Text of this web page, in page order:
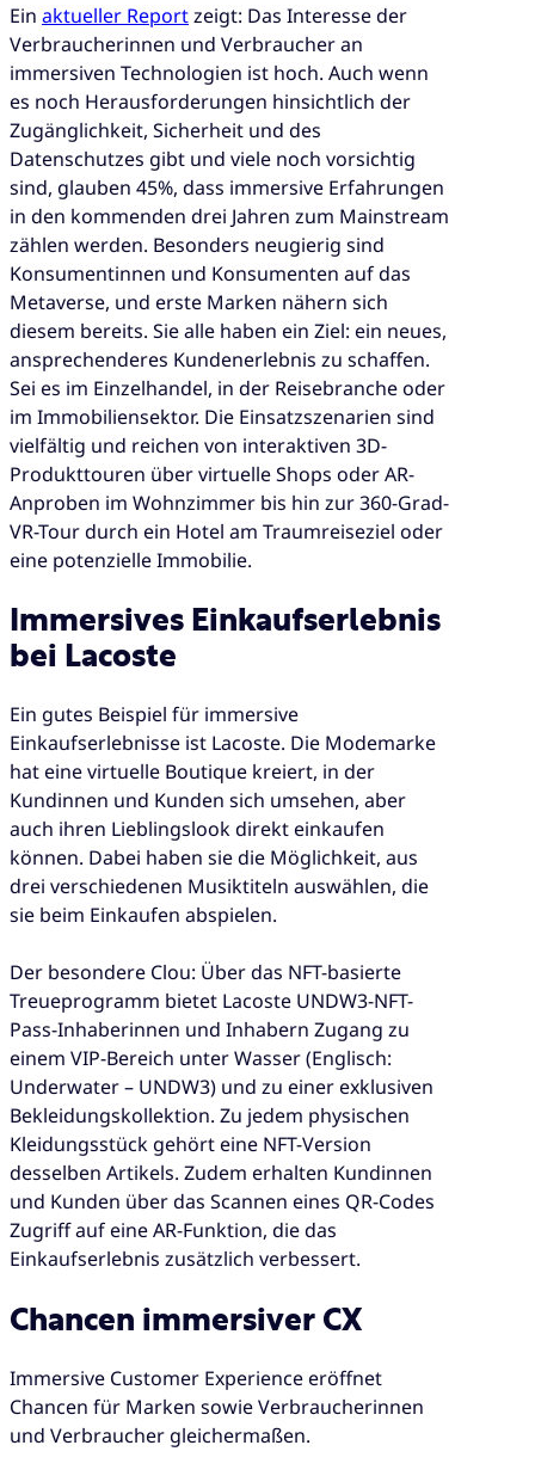
Ein aktueller Reportzeigt: Das Interesse der
Verbraucherinnen und Verbraucher an
immersiven Technologien ist hoch. Auch wenn
es noch Herausforderungen hinsichtlich der
Zugänglichkeit, Sicherheit und des
Datenschutzes gibt und viele noch vorsichtig
sind, glauben 45%, dass immersive Erfahrungen
in den kommenden drei Jahren zum Mainstream
zählen werden. Besonders neugierig sind
Konsumentinnen und Konsumenten auf das
Metaverse, und erste Marken nähern sich
diesem bereits. Sie alle haben ein Ziel: ein neues,
ansprechenderes Kundenerlebnis zu schaffen.
Sei es im Einzelhandel, in der Reisebranche oder
im Immobiliensektor. Die Einsatzszenarien sind
vielfältig und reichen von interaktiven 3D-
Produkttouren über virtuelle Shops oder AR-
Anproben im Wohnzimmer bis hin zur 360-Grad-
VR-Tour durch ein Hotel am Traumreiseziel oder
eine potenzielle Immobilie.
Immersives Einkaufserlebnis
bei Lacoste
Ein gutes Beispiel für immersive
Einkaufserlebnisse ist Lacoste. Die Modemarke
hat eine virtuelle Boutique kreiert, in der
Kundinnen und Kunden sich umsehen, aber
auch ihren Lieblingslook direkt einkaufen
können. Dabei haben sie die Möglichkeit, aus
drei verschiedenen Musiktiteln auswählen, die
sie beim Einkaufen abspielen.
Der besondere Clou: Über das NFT-basierte
Treueprogramm bietet Lacoste UNDW3-NFT-
Pass-Inhaberinnen und Inhabern Zugang zu
einem VIP-Bereich unter Wasser (Englisch:
Underwater – UNDW3) und zu einer exklusiven
Bekleidungskollektion. Zu jedem physischen
Kleidungsstück gehört eine NFT-Version
desselben Artikels. Zudem erhalten Kundinnen
und Kunden über das Scannen eines QR-Codes
Zugriff auf eine AR-Funktion, die das
Einkaufserlebnis zusätzlich verbessert.
Chancen immersiver CX
Immersive Customer Experience eröffnet
Chancen für Marken sowie Verbraucherinnen
und Verbraucher gleichermaßen.